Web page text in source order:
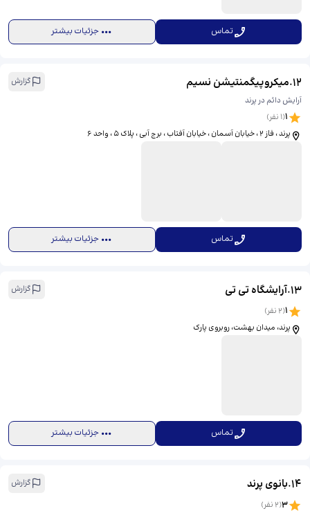
تماس جزئیات بیشتر
12
.میکروپیگمنتیشن نسیم
گزارش
آرایش دائم در پرند
1
(
1 نفر)
پرند ، فاز 2 ، خیابان آسمان ، خیابان آفتاب ، برج آبی ، پلاک 5 ، واحد 6
تماس جزئیات بیشتر
13
.آرایشگاه تی تی گزارش
1
(
2نفر)
پرند، میدان بهشت، روبروی پارک
تماس جزئیات بیشتر
14
.بانوی پرند گزارش
3
(
2نفر)